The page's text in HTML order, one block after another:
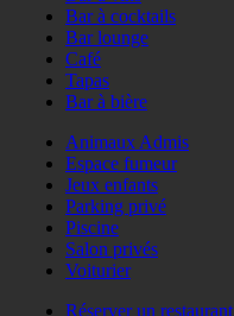
Bar à cocktails
Bar lounge
Café
Tapas
Bar à bière
Animaux Admis
Espace fumeur
Jeux enfants
Parking privé
Piscine
Salon privés
Voiturier
Réserver un restaurant